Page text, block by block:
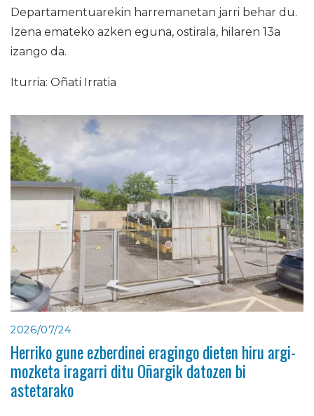
Departamentuarekin harremanetan jarri behar du.
Izena emateko azken eguna, ostirala, hilaren 13a
izango da.
Iturria: Oñati Irratia
2026/07/24
Herriko gune ezberdinei eragingo dieten hiru argi-
mozketa iragarri ditu Oñargik datozen bi
astetarako